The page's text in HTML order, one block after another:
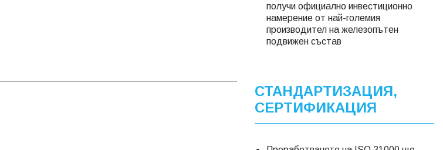
получи официално инвестиционно
намерение от най-големия
производител на железопътен
подвижен състав
СТАНДАРТИЗАЦИЯ,
СЕРТИФИКАЦИЯ